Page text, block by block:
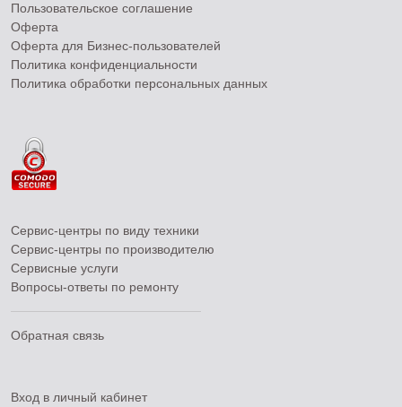
Пользовательское соглашение
Оферта
Оферта для Бизнес-пользователей
Политика конфиденциальности
Политика обработки персональных данных
Сервис-центры по виду техники
Сервис-центры по производителю
Сервисные услуги
Вопросы-ответы по ремонту
Обратная связь
Вход в личный кабинет